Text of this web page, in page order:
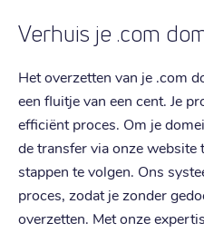
Verhuis je .com
Het overzetten van je .com
een fluitje van een cent. Je
efficiënt proces. Om je
de transfer via onze website
stappen te volgen. Ons
proces, zodat je zonder
overzetten. Met onze